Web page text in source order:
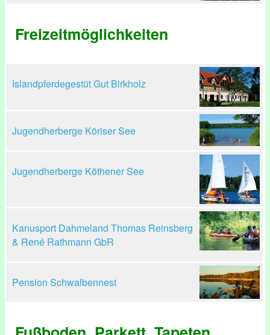
Freizeitmöglichkeiten
Islandpferdegestüt Gut Birkholz
Jugendherberge Köriser See
Jugendherberge Köthener See
Kanusport Dahmeland Thomas Reinsberg
& René Rathmann GbR
Pension Schwalbennest